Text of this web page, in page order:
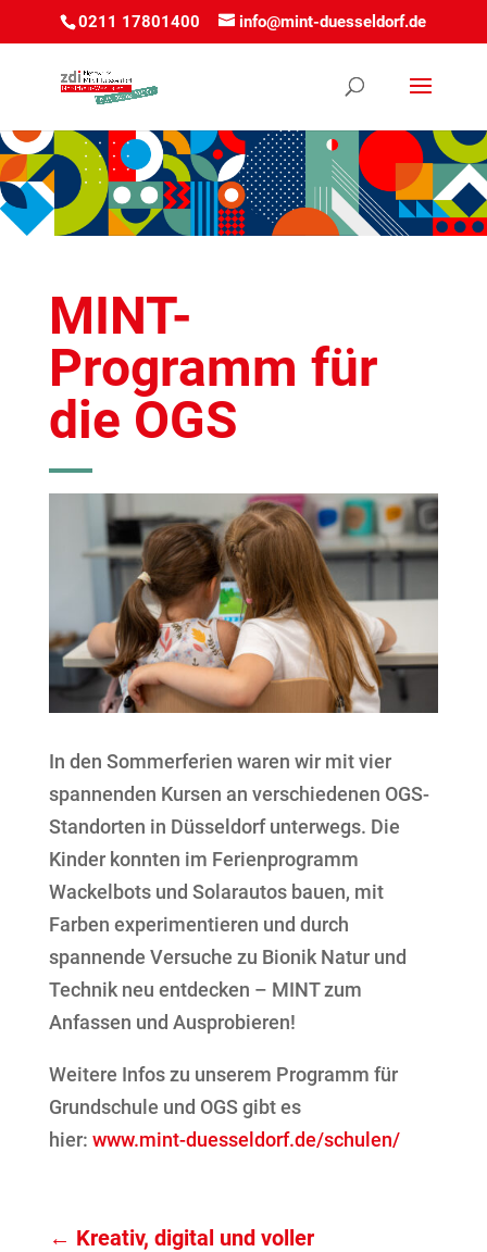
0211 17801400 info@mint-duesseldorf.de
MINT-
Programm für
die OGS
In den Sommerferien waren wir mit vier
spannenden Kursen an verschiedenen OGS-
Standorten in Düsseldorf unterwegs. Die
Kinder konnten im Ferienprogramm
Wackelbots und Solarautos bauen, mit
Farben experimentieren und durch
spannende Versuche zu Bionik Natur und
Technik neu entdecken – MINT zum
Anfassen und Ausprobieren!
Weitere Infos zu unserem Programm für
Grundschule und OGS gibt es
hier: www.mint-duesseldorf.de/schulen/
← Kreativ, digital und voller